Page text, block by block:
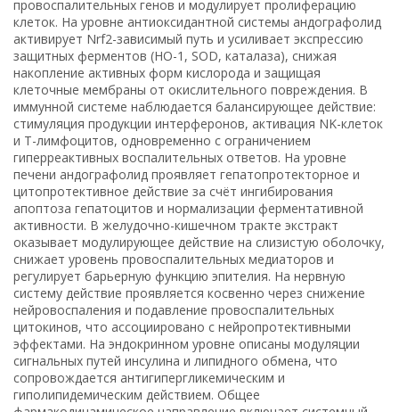
провоспалительных генов и модулирует пролиферацию
клеток. На уровне антиоксидантной системы андографолид
активирует Nrf2-зависимый путь и усиливает экспрессию
защитных ферментов (HO-1, SOD, каталаза), снижая
накопление активных форм кислорода и защищая
клеточные мембраны от окислительного повреждения. В
иммунной системе наблюдается балансирующее действие:
стимуляция продукции интерферонов, активация NK-клеток
и Т-лимфоцитов, одновременно с ограничением
гиперреактивных воспалительных ответов. На уровне
печени андографолид проявляет гепатопротекторное и
цитопротективное действие за счёт ингибирования
апоптоза гепатоцитов и нормализации ферментативной
активности. В желудочно-кишечном тракте экстракт
оказывает модулирующее действие на слизистую оболочку,
снижает уровень провоспалительных медиаторов и
регулирует барьерную функцию эпителия. На нервную
систему действие проявляется косвенно через снижение
нейровоспаления и подавление провоспалительных
цитокинов, что ассоциировано с нейропротективными
эффектами. На эндокринном уровне описаны модуляции
сигнальных путей инсулина и липидного обмена, что
сопровождается антигипергликемическим и
гиполипидемическим действием. Общее